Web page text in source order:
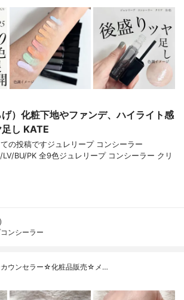
）化粧下地やファンデ、ハイライト感
し KATE
の投稿ですジュレリープ コンシーラー
BU/PK 全9色ジュレリープ コンシーラー クリ
ンシーラー
カウンセラー☆化粧品販売☆メ…